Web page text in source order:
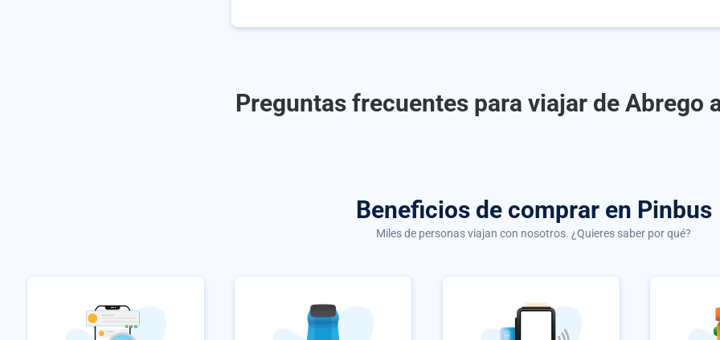
Preguntas frecuentes para viajar de Abrego
Beneficios de comprar en Pinbus
Miles de personas viajan con nosotros. ¿Quieres saber por qué?